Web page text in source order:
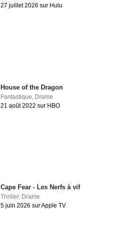
27 juillet 2026 sur Hulu
House of the Dragon
Fantastique Drame
21 août 2022 sur HBO
Cape Fear - Les Nerfs à vif
Thriller, Drame
5 juin 2026 sur Apple TV